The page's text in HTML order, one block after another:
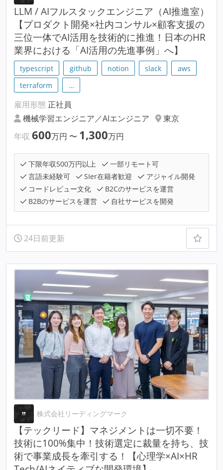
LLM / AIフルスタックエンジニア（AI推進室）
【プロダクト開発×社内コンサル×顧客支援の
三位一体でAI活用を技術的に推進！日本のHR
業界における「AI活用の先進事例」へ】
typescript github notion slack
aws
terraform
…
雇用形態 正社員
機械学習エンジニア／AIエンジニア
東京
年収 600万円 〜 1,300万円
下限年収500万円以上
一部リモート可
言語未経験可
SIer在籍者歓迎
アジャイル開発
コードレビュー文化
B2Cのサービスを運営
B2Bのサービスを運営
自社サービスを開発
24日前更新
株式会社リーディングマーク
【テックリード】マネジメントは一切不要！
技術に100%集中！技術選定に裁量を持ち、技
術で事業成長を牽引する！【心理学×AI×HR